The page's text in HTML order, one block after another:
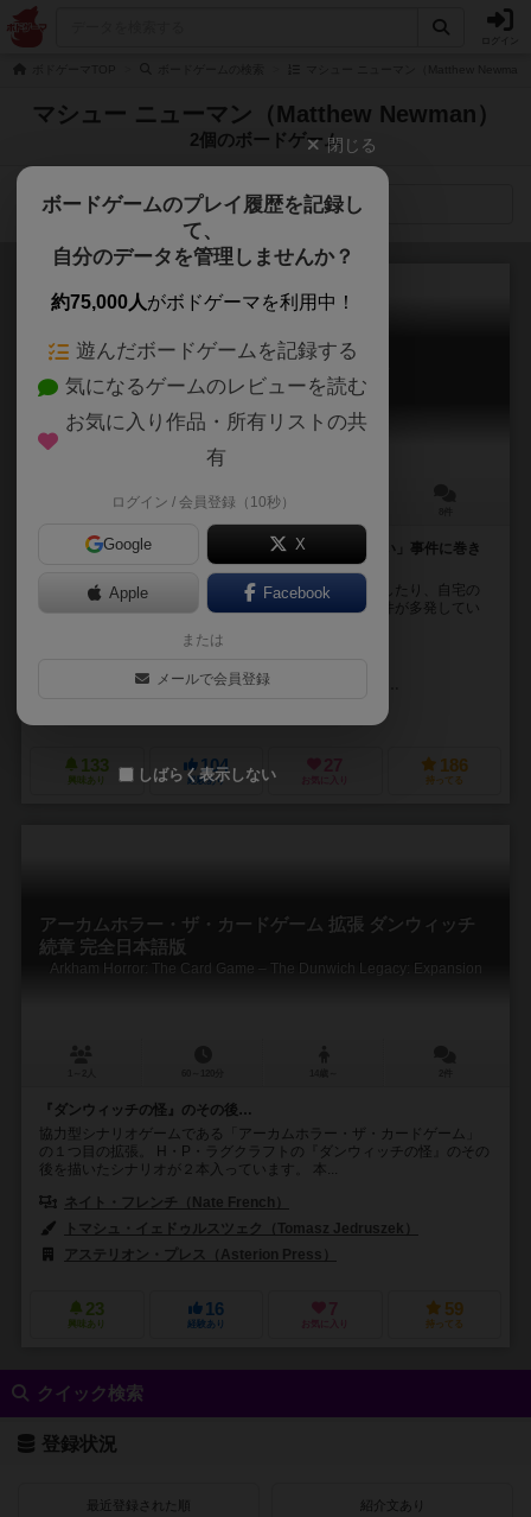
マシュー ニューマン（Matthew Newman）
2個のボードゲーム
検索メニュー
アーカムホラー：カードゲーム
Arkham Horror: The Card Game
60～120分
1925年9月18日、アーカムの街は「どうも何かおかしい」事件に巻き
アーカムの街では住民が訳なく怒りに満ち殴り合いをしたり、自宅の
納屋でバラバラ死体が見つかるなど、何かおかしい事件が多発してい
クリストファー・ホシュ（Christopher Hosch）
エッジ エンターテイン
133
興味あり
104
経験あり
27
お気に入り
186
持ってる
アーカムホラー・ザ・カードゲーム 拡張 ダンウィッチ
続章 完全日本語版
Arkham Horror: The Card Game – The Dunwich Legacy: Expansion
『ダンウィッチの怪』のその後…
協力型シナリオゲームである「アーカムホラー・ザ・カードゲーム」
の１つ目の拡張。 H・P・ラグクラフトの『ダンウィッチの怪』のその
後を描いたシナリオが２本入っています。 本...
ネイト・フレンチ（Nate French）
トマシュ・イェドゥルスツェク（Tomasz Jedruszek）
アステリオン・プレス（Asterion Press）
23
興味あり
16
経験あり
7
お気に入り
59
持ってる
クイック検索
登録状況
最近登録された順 紹介文あり
閉じる
ボードゲームのプレイ履歴を記録し
て、
自分のデータを管理しませんか？
約75,000人がボドゲーマを利用中！
遊んだボードゲームを記録する
気になるゲームのレビューを読む
お気に入り作品・所有リストの共
有
ログイン / 会員登録（10秒）
Google X
Apple Facebook
または
メールで会員登録
しばらく表示しない